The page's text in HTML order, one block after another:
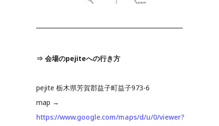
⇒ 会場のpejiteへの行き方
pejite 栃木県芳賀郡益子町益子973-6
map →
https://www.google.com/maps/d/u/0/viewer?